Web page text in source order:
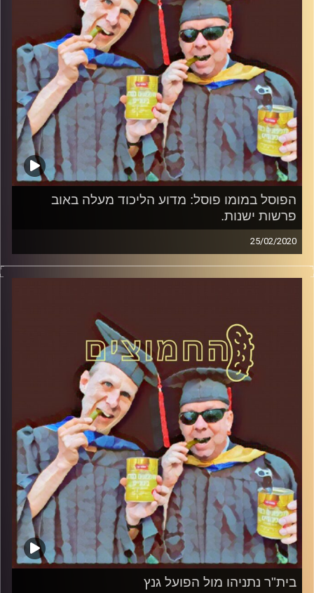
והפעם: קורונה והבחירות: האם הוירוס יעשה
שמות במערכת הבחירות
קרדיט תמונות:AudioVersity
הפוסל במומו פוסל: מדוע הליכוד מעלה באוב
פרשות ישנות.
25/02/2020
החמוצים – בפעם השלישית.
והפעם: הפוסל במומו פוסל: מדוע הליכוד מעלה באוב פרשות
קרדיט תמונות:AudioVersity
בית"ר נתניהו מול הפועל גנץ